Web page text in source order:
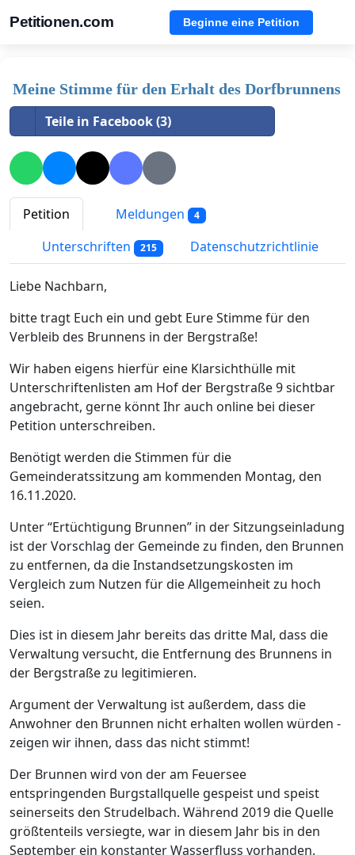
Petitionen.com Beginne eine Petition
Meine Stimme für den Erhalt des Dorfbrunnens
Teile in Facebook (3)
Petition Meldungen 4
Unterschriften 215 Datenschutzrichtlinie
Liebe Nachbarn,
bitte tragt Euch ein und gebt Eure Stimme für den
Verbleib des Brunnens in der Bergstraße!
Wir haben eigens hierfür eine Klarsichthülle mit
Unterschriftenlisten am Hof der Bergstraße 9 sichtbar
angebracht, gerne könnt Ihr auch online bei dieser
Petition unterschreiben.
Benötigt werden die Stimmen für die
Gemeinderatssitzung am kommenden Montag, den
16.11.2020.
Unter “Ertüchtigung Brunnen” in der Sitzungseinladung
ist der Vorschlag der Gemeinde zu finden, den Brunnen
zu entfernen, da die Instandsetzungskosten im
Vergleich zum Nutzen für die Allgemeinheit zu hoch
seien.
Dies ist in diesem Jahr bereits das dritte Mal, dass die
Verwaltung versucht, die Entfernung des Brunnens in
der Bergstraße zu legitimieren.
Argument der Verwaltung ist außerdem, dass die
Anwohner den Brunnen nicht erhalten wollen würden -
zeigen wir ihnen, dass das nicht stimmt!
Der Brunnen wird von der am Feuersee
entspringenden Burgstallquelle gespeist und speist
seinerseits den Strudelbach. Während 2019 die Quelle
größtenteils versiegte, war in diesem Jahr bis in den
September ein konstanter Wasserfluss vorhanden.